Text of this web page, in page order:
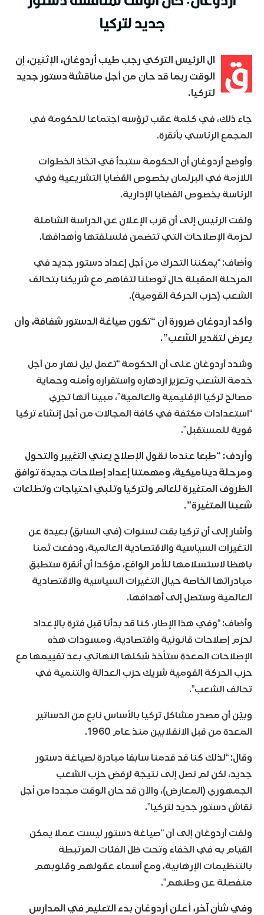
جديد لتركيا
ق
ال الرئيس التركي رجب طيب أردوغان، الإثنين، إن
الوقت ربما قد حان من أجل مناقشة دستور جديد
لتركيا.
جاء ذلك، في كلمة عقب ترؤسه اجتماعا للحكومة في
المجمع الرئاسي بأنقرة.
وأوضح أردوغان أن الحكومة ستبدأ في اتخاذ الخطوات
اللازمة في البرلمان بخصوص القضايا التشريعية وفي
الرئاسة بخصوص القضايا الإدارية.
ولفت الرئيس إلى أن قرب الإعلان عن الدراسة الشاملة
لحزمة الإصلاحات التي تتضمن فلسلفتها وأهدافها.
وأضاف: “يمكننا التحرك من أجل إعداد دستور جديد في
المرحلة المقبلة حال توصلنا لتفاهم مع شريكنا بتحالف
الشعب (حزب الحركة القومية).
وأكد أردوغان ضرورة أن “تكون صياغة الدستور شفافة، وأن
يعرض لتقدير الشعب”.
وشدد أردوغان على أن الحكومة “تعمل ليل نهار من أجل
خدمة الشعب وتعزيز ازدهاره واستقراره وأمنه وحماية
مصالح تركيا الإقليمية والعالمية”، مبينا أنها تجري
“استعدادات مكثفة في كافة المجالات من أجل إنشاء تركيا
قوية للمستقبل”.
وأردف: “طبعا عندما نقول الإصلاح يعني التغيير والتحول
ومرحلة ديناميكية، ومهمتنا إعداد إصلاحات جديدة توافق
الظروف المتغيرة للعالم ولتركيا وتلبي احتياجات وتطلعات
شعبنا المتغيرة”.
وأشار إلى أن تركيا بقت لسنوات (في السابق) بعيدة عن
التغيرات السياسية والاقتصادية العالمية، ودفعت ثمنا
باهظا لاستسلامها للأمر الواقع، مؤكدا أن أنقرة ستطبق
مبادراتها الخاصة حيال التغيرات السياسية والاقتصادية
العالمية وستصل إلى أهدافها.
وأضاف: “وفي هذا الإطار، كنا قد بدأنا قبل فترة بالإعداد
لحزم إصلاحات قانونية واقتصادية، ومسودات هذه
الإصلاحات المعدة ستأخذ شكلها النهائي بعد تقييمها مع
حزب الحركة القومية شريك حزب العدالة والتنمية في
تحالف الشعب”.
وبيّن أن مصدر مشاكل تركيا بالأساس نابع من الدساتير
المعدة من قبل الانقلابين منذ عام 1960.
وقال: “لذلك كنا قد قدمنا سابقا مبادرة لصياغة دستور
جديد، لكن لم نصل إلى نتيجة لرفض حزب الشعب
الجمهوري (المعارض)، والآن قد حان الوقت مجددا من أجل
نقاش دستور جديد لتركيا”.
ولفت أردوغان إلى أن “صياغة دستور ليست عملا يمكن
القيام به في الخفاء وتحت ظل الفئات المرتبطة
بالتنظيمات الإرهابية، ومع أسماء عقولهم وقلوبهم
منفصلة عن وطنهم”.
وفي شأن آخر، أعلن أردوغان بدء التعليم في المدارس